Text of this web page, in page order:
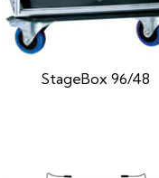
StageBox 96/48